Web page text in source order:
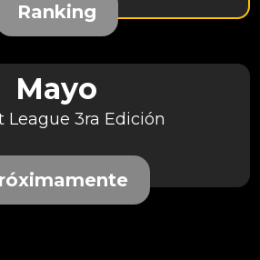
Ranking
Mayo
League 3ra Edición